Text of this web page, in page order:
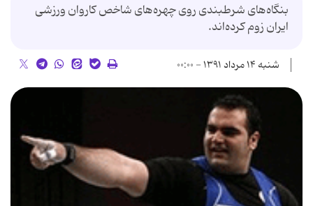
بنگاه‌های شرطبندی روی چهره‌های شاخص کاروان ورزشی
ایران زوم کرده‌اند.
شنبه ۱۴ مرداد ۱۳۹۱ - ۰۰:۰۰